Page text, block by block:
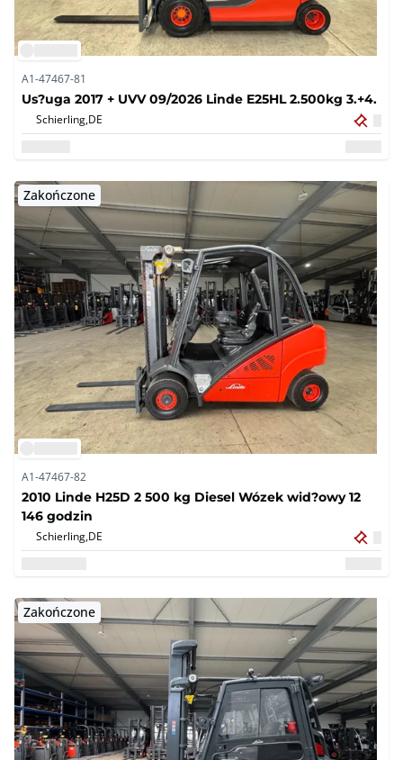
A1-47467-81
Us?uga 2017 + UVV 09/2026 Linde E25HL 2.500kg 3.+4.
Schierling,DE
Zakończone
A1-47467-82
2010 Linde H25D 2 500 kg Diesel Wózek wid?owy 12
146 godzin
Schierling,DE
Zakończone